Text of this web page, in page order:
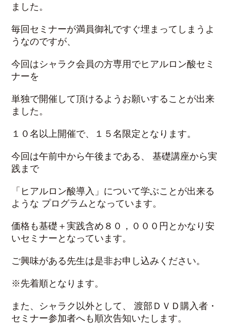
ました。
毎回セミナーが満員御礼ですぐ埋まってしまうよ
うなのですが、
今回はシャラク会員の方専用でヒアルロン酸セミ
ナーを
単独で開催して頂けるようお願いすることが出来
ました。
１０名以上開催で、１５名限定となります。
今回は午前中から午後まである、 基礎講座から実
践まで
「ヒアルロン酸導入」について学ぶことが出来る
ような プログラムとなっています。
価格も基礎＋実践含め８０，０００円とかなり安
いセミナーとなっています。
ご興味がある先生は是非お申し込みください。
※先着順となります。
また、シャラク以外として、 渡部ＤＶＤ購入者・
セミナー参加者へも順次告知いたします。